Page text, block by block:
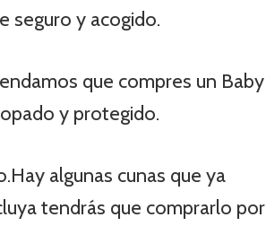
seguro y acogido.
que compres un Baby
y protegido.
algunas cunas que ya
tendrás que comprarlo por